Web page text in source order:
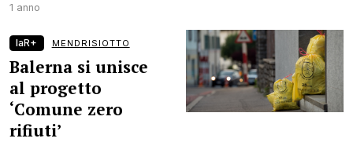
1 anno
laR+ MENDRISIOTTO
Balerna si unisce
al progetto
‘Comune zero
rifiuti’